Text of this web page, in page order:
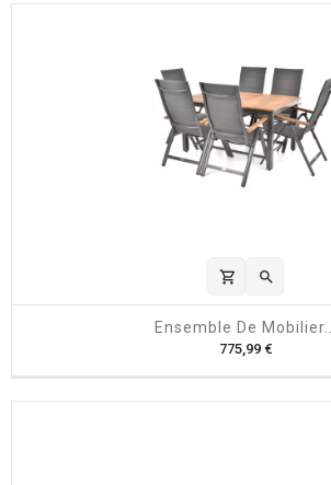
shopping_cart 
Ensemble De Mobilier...
775,99 €P
x